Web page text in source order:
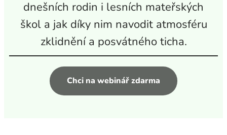
dnešních rodin i lesních mateřských
škol a jak díky nim navodit atmosféru
zklidnění a posvátného ticha.
Chci na webinář zdarma